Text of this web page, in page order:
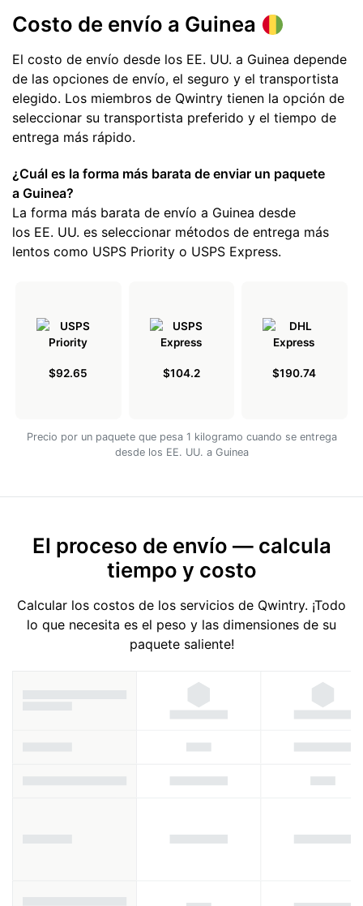
Costo de envío a Guinea
El costo de envío desde los EE. UU. a Guinea depende
de las opciones de envío, el seguro y el transportista
elegido. Los miembros de Qwintry tienen la opción de
seleccionar su transportista preferido y el tiempo de
entrega más rápido.
¿Cuál es la forma más barata de enviar un paquete
a Guinea?
La forma más barata de envío a Guinea desde
los EE. UU. es seleccionar métodos de entrega más
lentos como USPS Priority o USPS Express.
$92.65 $104.2 $190.74
Precio por un paquete que pesa 1 kilogramo cuando se entrega
desde los EE. UU. a Guinea
El proceso de envío — calcula
tiempo y costo
Calcular los costos de los servicios de Qwintry. ¡Todo
lo que necesita es el peso y las dimensiones de su
paquete saliente!